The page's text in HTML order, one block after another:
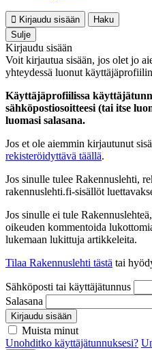
Kirjaudu sisään
Haku
Sulje
Kirjaudu sisään
Voit kirjautua sisään, jos olet jo
yhteydessä luonut käyttäjäprofiilin
Käyttäjäprofiilissa
sähköpostiosoitteesi (tai itse
luomasi salasana.
Jos et ole aiemmin kirjautunut
rekisteröidyttävä täällä.
Jos sinulle tulee Rakennuslehti,
rakennuslehti.fi-sisällöt
Jos sinulle ei tule
oikeuden kommentoida
lukemaan lukittuja artikkeleita.
Tilaa Rakennuslehti tästä tai
Sähköposti tai käyttäjätunnus
Salasana
Kirjaudu sisään
Muista minut
Unohditko käyttäjätunnuksesi?